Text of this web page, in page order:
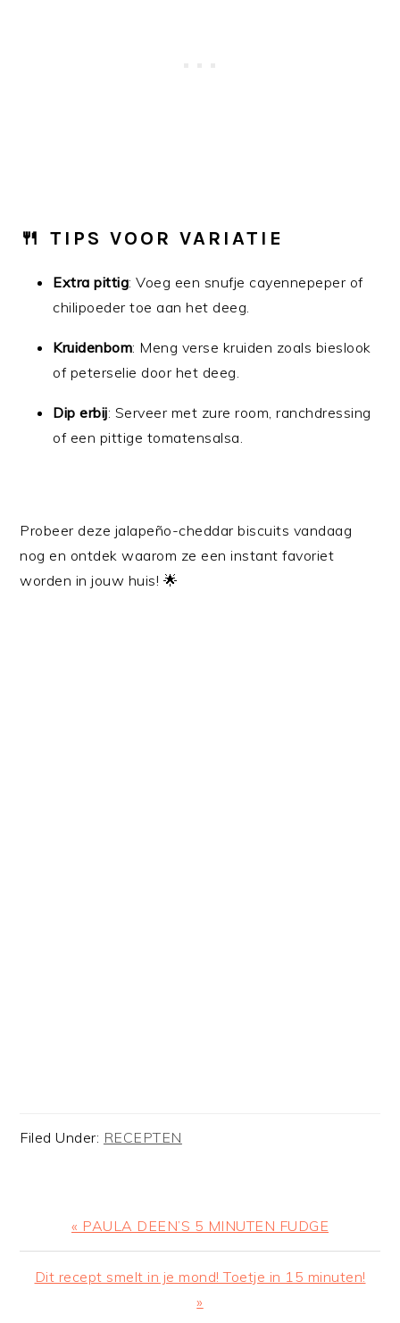
🍴TIPS VOOR VARIATIE
Extra pittig: Voeg een snufje cayennepeper of
chilipoeder toe aan het deeg.
Kruidenbom: Meng verse kruiden zoals bieslook
of peterselie door het deeg.
Dip erbij: Serveer met zure room, ranchdressing
of een pittige tomatensalsa.
Probeer deze jalapeño-cheddar biscuits vandaag
nog en ontdek waarom ze een instant favoriet
worden in jouw huis! 🌟
Filed Under: RECEPTEN
Previous
Post:
« PAULA DEEN’S 5 MINUTEN FUDGE
Next
Dit recept smelt in je mond! Toetje in 15 minuten!
»